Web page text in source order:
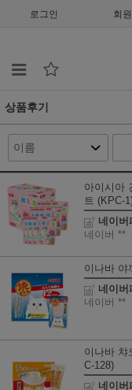
로그인 회
상품후기
아이시아
트 (KPC-
네이버
네이버 **
이나바 야
네이버
네이버 **
이나바 챠
C-128)
네이버